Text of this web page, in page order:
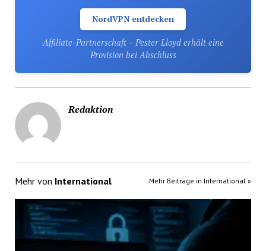
NordVPN entdecken
Affiliate-Partnerschaft – Pester Lloyd erhält eine
Provision bei Abschluss
Redaktion
Mehr von International Mehr Beiträge in International »